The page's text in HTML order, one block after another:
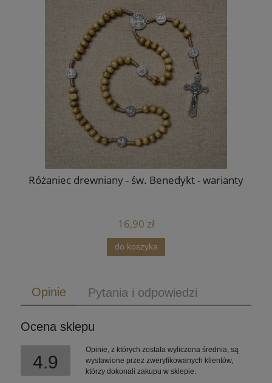
Różaniec drewniany - św. Benedykt - warianty
16,90 zł
do koszyka
Opinie Pytania i odpowiedzi
Ocena sklepu
4.9
Opinie, z których została wyliczona średnia, są
wystawione przez zweryfikowanych klientów,
którzy dokonali zakupu w sklepie.